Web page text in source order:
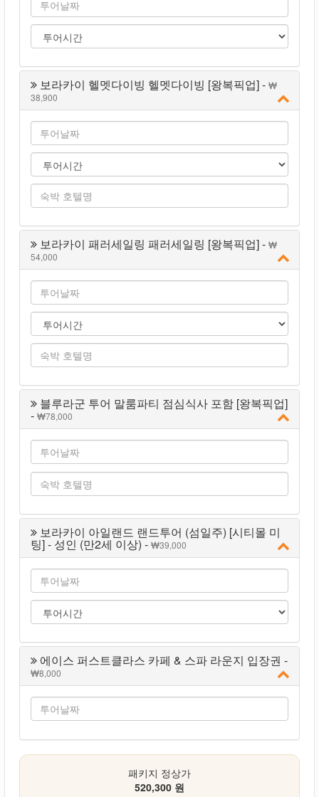
보라카이 헬멧다이빙 헬멧다이빙 [왕복픽업] -
38,900
보라카이 패러세일링 패러세일링 [왕복픽업] -
54,000
블루라군 투어 말룸파티 점심식사 포함 [왕복픽업]
- 78,000
보라카이 아일랜드 랜드투어 (섬일주) [시티몰 미
팅] - 성인 (만2세 이상) - 39,000
에이스 퍼스트클라스 카페 & 스파 라운지 입장권 -
8,000
패키지 정상가
520,300 원